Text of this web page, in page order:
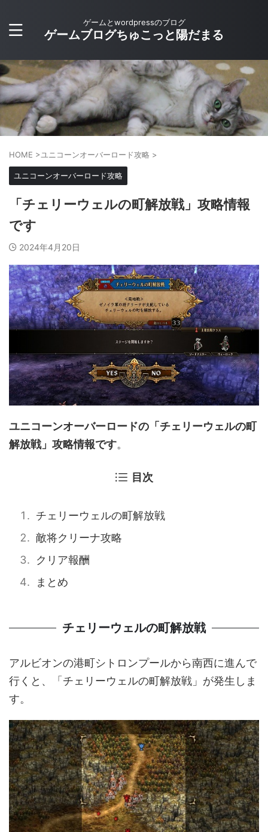
ゲームとwordpressのブログ
ゲームブログちゅこっと陽だまる
HOME >ユニコーンオーバーロード攻略 >
ユニコーンオーバーロード攻略
「チェリーウェルの町解放戦」攻略情報
です
2024年4月20日
ユニコーンオーバーロードの「チェリーウェルの町
解放戦」攻略情報です。
目次
チェリーウェルの町解放戦
敵将クリーナ攻略
クリア報酬
まとめ
チェリーウェルの町解放戦
アルビオンの港町シトロンプールから南西に進んで
行くと、「チェリーウェルの町解放戦」が発生しま
す。